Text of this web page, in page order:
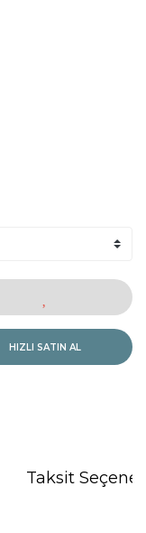
HIZLI SATIN AL
Taksit